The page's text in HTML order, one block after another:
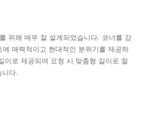
위해 매우 잘 설계되었습니다. 코너를 강
매력적이고 현대적인 분위기를 제공하
이로 제공되며 요청 시 맞춤형 길이로 절
다.